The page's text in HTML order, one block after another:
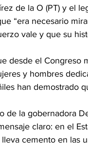
de la O (PT) y el
“era necesario
vale y que su
desde el Congreso
y hombres
han demostrado
de la gobernadora
claro: en el
cemento en las